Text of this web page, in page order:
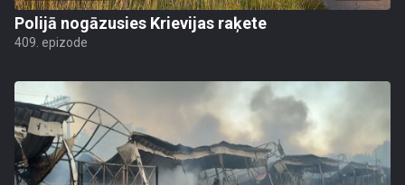
Polijā nogāzusies Krievijas raķete
409. epizode